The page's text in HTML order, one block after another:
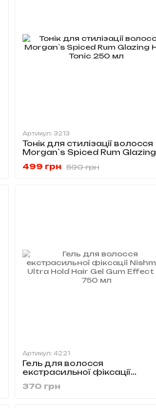
Артикул: 3213
Тонік для стилізації волосся
Morgan`s Spiced Rum Glazing
590 грн
499 грн
Артикул: 4221
Гель для волосся
екстрасильної фіксації
Effect 5+ 750 мл
370 грн